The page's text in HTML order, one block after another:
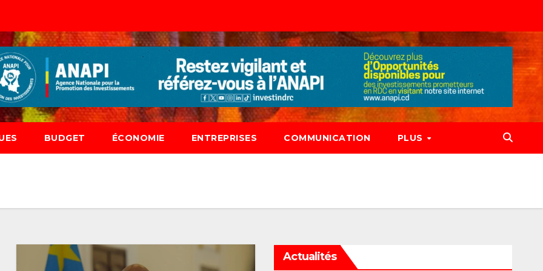
BUDGET ÉCONOMIE ENTREPRISES COMMUNICATION PLUS
Actualités